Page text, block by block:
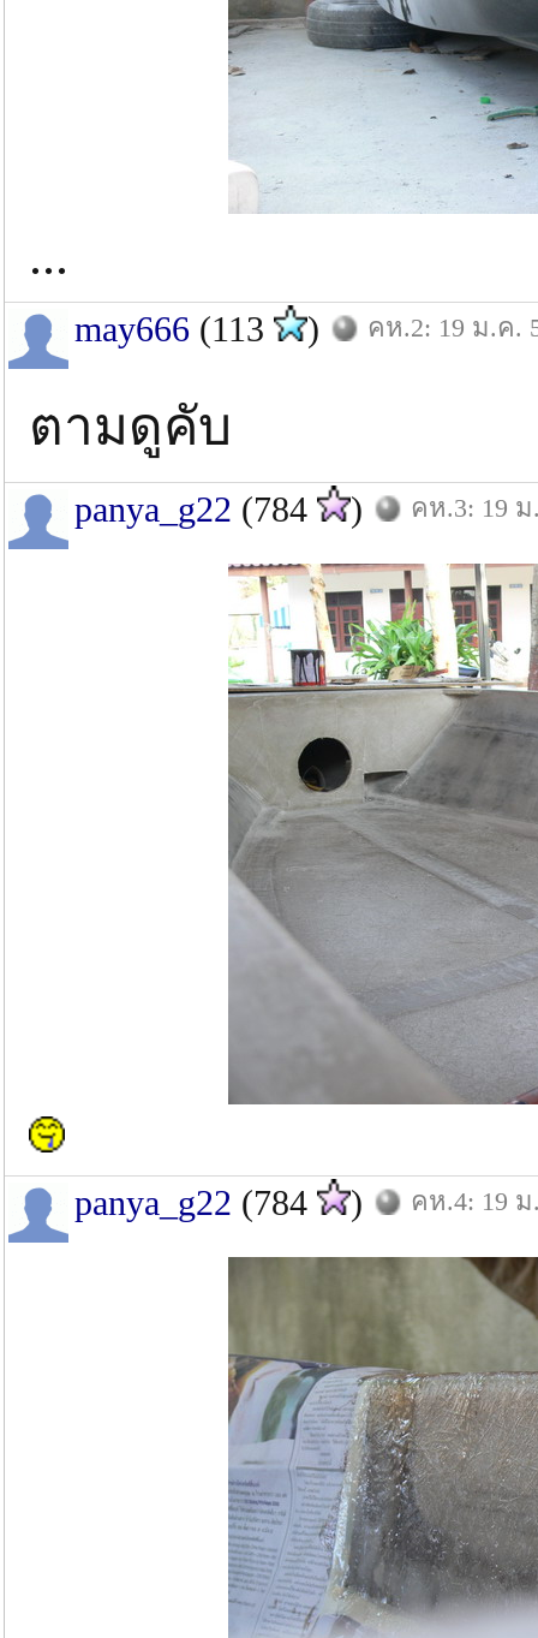
...
may666 (113 ) คห.2: 19 ม.ค.
ตามดูคับ
panya_g22 (784 ) คห.3: 19
panya_g22 (784 ) คห.4: 19